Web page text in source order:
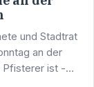
und Stadtrat
an der
Pfisterer ist -